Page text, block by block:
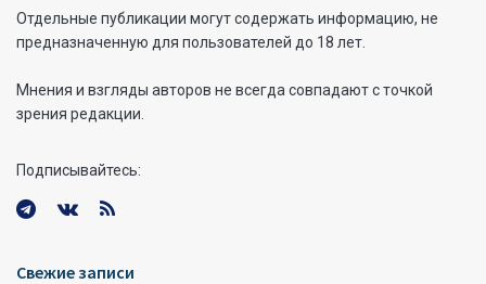
Отдельные публикации могут содержать информацию, не
предназначенную для пользователей до 18 лет.
Мнения и взгляды авторов не всегда совпадают с точкой
зрения редакции.
Подписывайтесь:
Свежие записи